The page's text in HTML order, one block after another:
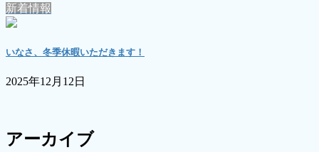
新着情報
いなさ、冬季休暇いただきます！
2025年12月12日
アーカイブ